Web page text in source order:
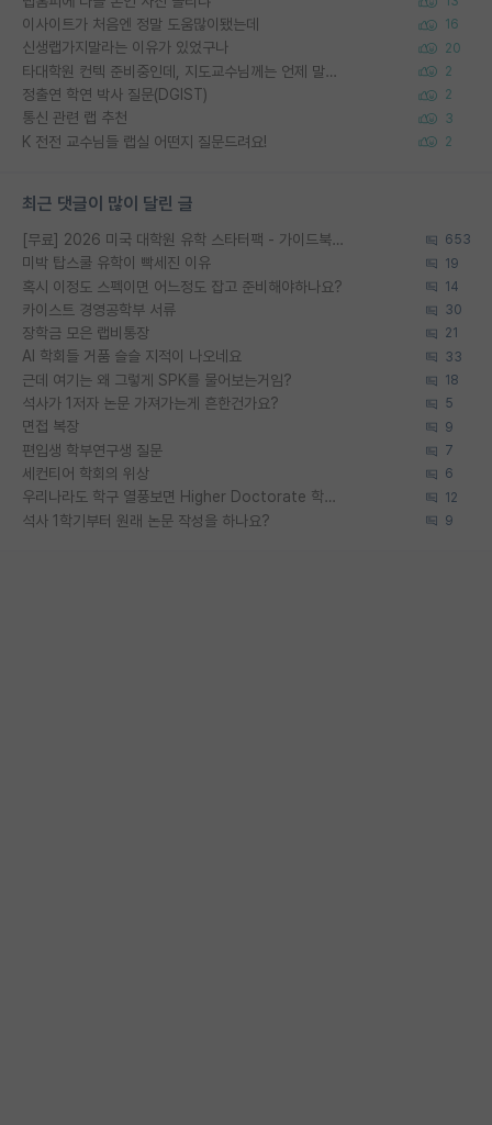
이사이트가 처음엔 정말 도움많이됐는데 16
신생랩가지말라는 이유가 있었구나 20
타대학원 컨텍 준비중인데, 지도교수님께는 언제 말씀드려야 할까요? 2
정출연 학연 박사 질문(DGIST) 2
통신 관련 랩 추천 3
K 전전 교수님들 랩실 어떤지 질문드려요! 2
최근 댓글이 많이 달린 글
[무료] 2026 미국 대학원 유학 스타터팩 - 가이드북 & 합격자 컨택메일 템플릿 653
미박 탑스쿨 유학이 빡세진 이유 19
혹시 이정도 스펙이면 어느정도 잡고 준비해야하나요? 14
카이스트 경영공학부 서류 30
장학금 모은 랩비통장 21
AI 학회들 거품 슬슬 지적이 나오네요 33
근데 여기는 왜 그렇게 SPK를 물어보는거임? 18
석사가 1저자 논문 가져가는게 흔한건가요? 5
면접 복장 9
편입생 학부연구생 질문 7
세컨티어 학회의 위상 6
우리나라도 학구 열풍보면 Higher Doctorate 학위가 필요하다고 봅니다. 12
석사 1학기부터 원래 논문 작성을 하나요? 9